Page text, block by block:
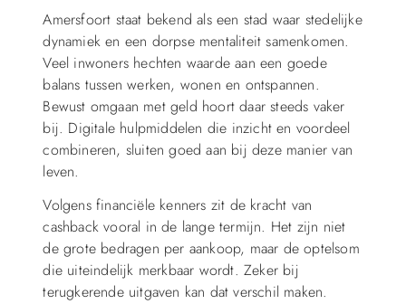
Amersfoort staat bekend als een stad waar stedelijke
dynamiek en een dorpse mentaliteit samenkomen.
Veel inwoners hechten waarde aan een goede
balans tussen werken, wonen en ontspannen.
Bewust omgaan met geld hoort daar steeds vaker
bij. Digitale hulpmiddelen die inzicht en voordeel
combineren, sluiten goed aan bij deze manier van
leven.
Volgens financiële kenners zit de kracht van
cashback vooral in de lange termijn. Het zijn niet
de grote bedragen per aankoop, maar de optelsom
die uiteindelijk merkbaar wordt. Zeker bij
terugkerende uitgaven kan dat verschil maken.